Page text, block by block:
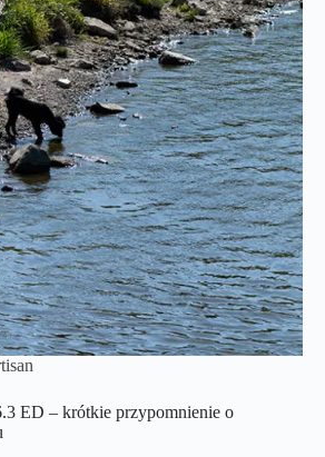
ED – krótkie przypomnienie o